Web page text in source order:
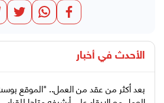
الأحدث في أخبار
بعد أكثر من عقد من العمل.. "الموقع